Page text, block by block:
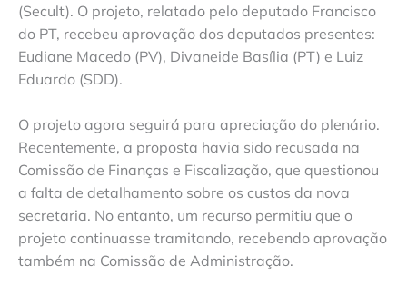
(Secult). O projeto, relatado pelo deputado Francisco
do PT, recebeu aprovação dos deputados presentes:
Eudiane Macedo (PV), Divaneide Basília (PT) e Luiz
Eduardo (SDD).
O projeto agora seguirá para apreciação do plenário.
Recentemente, a proposta havia sido recusada na
Comissão de Finanças e Fiscalização, que questionou
a falta de detalhamento sobre os custos da nova
secretaria. No entanto, um recurso permitiu que o
projeto continuasse tramitando, recebendo aprovação
também na Comissão de Administração.